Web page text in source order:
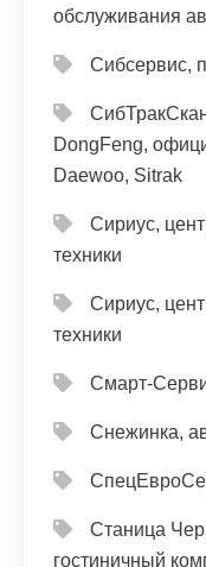
обслуживания
Сибсервис,
DongFeng,
Daewoo, Sitrak
Сириус,
техники
Сириус,
техники
Смарт-
Снежинка,
Станица
гостиничный